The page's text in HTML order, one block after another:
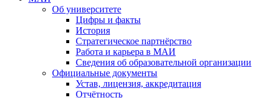
Об университете
Цифры и факты
История
Стратегическое партнёрство
Работа и карьера в МАИ
Сведения об образовательной организации
Официальные документы
Устав, лицензия, аккредитация
Отчётность